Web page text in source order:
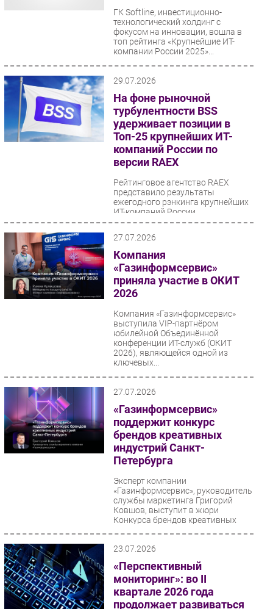
ГК Softline, инвестиционно-
технологический холдинг с
фокусом на инновации, вошла в
топ рейтинга «Крупнейшие ИТ-
компании России 2025»...
29.07.2026
На фоне рыночной
турбулентности BSS
удерживает позиции в
Топ-25 крупнейших ИТ-
компаний России по
версии RAEX
Рейтинговое агентство RAEX
представило результаты
ежегодного рэнкинга крупнейших
ИТ-компаний России,
зафиксировав первое за 12 лет...
27.07.2026
Компания
«Газинформсервис»
приняла участие в ОКИТ
2026
Компания «Газинформсервис»
выступила VIP-партнёром
юбилейной Объединённой
конференции ИТ-служб (ОКИТ
2026), являющейся одной из
ключевых...
27.07.2026
«Газинформсервис»
поддержит конкурс
брендов креативных
индустрий Санкт-
Петербурга
Эксперт компании
«Газинформсервис», руководитель
службы маркетинга Григорий
Ковшов, выступит в жюри
Конкурса брендов креативных
23.07.2026
«Перспективный
мониторинг»: во II
квартале 2026 года
продолжает развиваться